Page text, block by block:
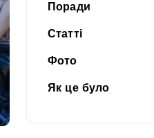
Поради
Статті
Фото
Як це було